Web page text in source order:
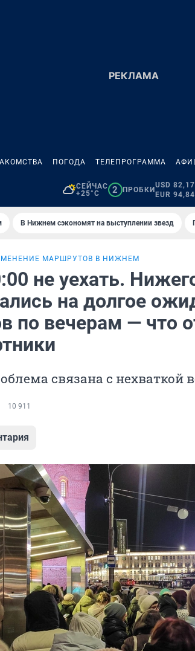
ПОГОДА ТЕЛЕПРОГРАММА
СЕЙЧАС
+25°C
2 ПРОБКИ
USD 82,17
EUR 94,84
В Нижнем сэкономят на выступлении звезд
МАРШРУТОВ В НИЖНЕМ
не уехать.
на долгое
по вечерам — что
связана с нехваткой
10 911